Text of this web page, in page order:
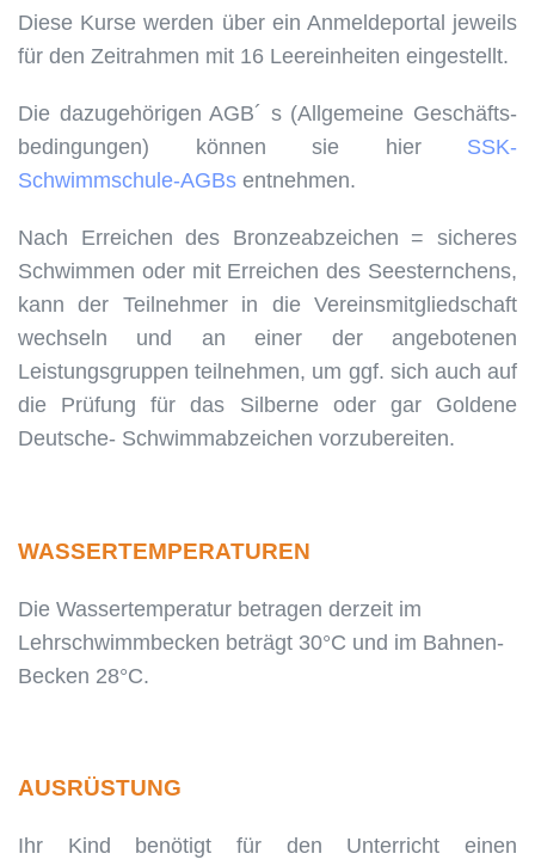
Diese Kurse werden über ein Anmeldeportal jeweils
für den Zeitrahmen mit 16 Leereinheiten eingestellt.
Die dazugehörigen AGB´ s (Allgemeine Geschäfts-
bedingungen) können sie hier SSK-
Schwimmschule-AGBs entnehmen.
Nach Erreichen des Bronzeabzeichen = sicheres
Schwimmen oder mit Erreichen des Seesternchens,
kann der Teilnehmer in die Vereinsmitgliedschaft
wechseln und an einer der angebotenen
Leistungsgruppen teilnehmen, um ggf. sich auch auf
die Prüfung für das Silberne oder gar Goldene
Deutsche- Schwimmabzeichen vorzubereiten.
WASSERTEMPERATUREN
Die Wassertemperatur betragen derzeit im
Lehrschwimmbecken beträgt 30°C und im Bahnen-
Becken 28°C.
AUSRÜSTUNG
Ihr Kind benötigt für den Unterricht einen